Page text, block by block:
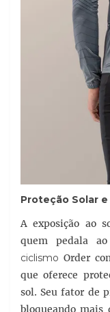
Proteção Solar
A exposição ao
quem pedala
ciclismo Order
que oferece
sol. Seu fator de
bloqueando mais